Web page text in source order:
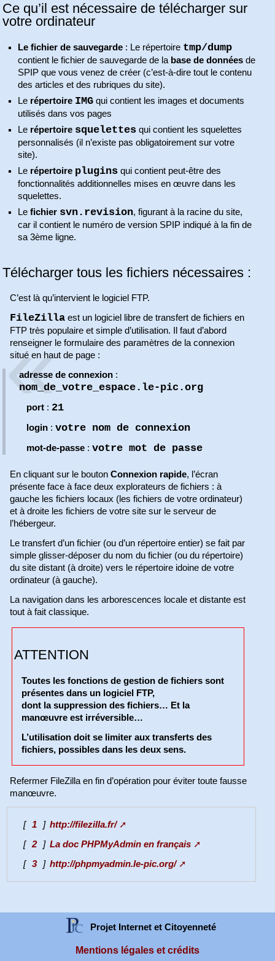
Ce qu’il est nécessaire de télécharger sur
votre ordinateur
Le fichier de sauvegarde : Le répertoire tmp/dump
contient le fichier de sauvegarde de la base de données de
SPIP que vous venez de créer (c’est-à-dire tout le contenu
des articles et des rubriques du site).
Le répertoire IMG qui contient les images et documents
utilisés dans vos pages
Le répertoire squelettes qui contient les squelettes
personnalisés (il n’existe pas obligatoirement sur votre
site).
Le répertoire plugins qui contient peut-être des
fonctionnalités additionnelles mises en œuvre dans les
squelettes.
Lefichier svn.revision, figurant à la racine du site,
car il contient le numéro de version SPIP indiqué à la fin de
sa 3ème ligne.
Télécharger tous les fichiers nécessaires :
C’est là qu’intervient le logiciel FTP.
FileZilla est un logiciel libre de transfert de fichiers en
FTP très populaire et simple d’utilisation. Il faut d’abord
renseigner le formulaire des paramètres de la connexion
situé en haut de page :
adresse de connexion :
nom_de_votre_espace.le-pic.org
port : 21
login :votre nom de connexion
mot-de-passe :votre mot de passe
En cliquant sur le boutonConnexion rapide, l’écran
présente face à face deux explorateurs de fichiers : à
gauche les fichiers locaux (les fichiers de votre ordinateur)
et à droite les fichiers de votre site sur le serveur de
l’hébergeur.
Le transfert d’un fichier (ou d’un répertoire entier) se fait par
simple glisser-déposer du nom du fichier (ou du répertoire)
du site distant (à droite) vers le répertoire idoine de votre
ordinateur (à gauche).
La navigation dans les arborescences locale et distante est
tout à fait classique.
ATTENTION
Toutes les fonctions de gestion de fichiers sont
présentes dans un logiciel FTP,
dont lasuppression des fichiers… Et la
manœuvre est irréversible…
L’utilisation doit se limiter aux transferts des
fichiers, possibles dans les deux sens.
Refermer FileZilla en fin d’opération pour éviter toute fausse
manœuvre.
[ 1 ] http://filezilla.fr/
[
2 ] La doc PHPMyAdmin en français
[
3 ] http://phpmyadmin.le-pic.org/
Projet Internet et Citoyenneté
Mentions légales et crédits